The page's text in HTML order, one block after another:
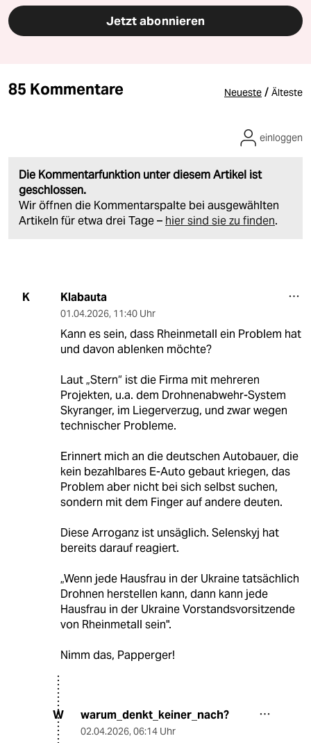
Jetzt abonnieren
85 Kommentare Neueste / Älteste
Die Kommentarfunktion unter diesem Artikel ist
geschlossen.
Wir öffnen die Kommentarspalte bei ausgewählten
Artikeln für etwa drei Tage – hier sind sie zu finden.
einloggen
K Klabauta
01.04.2026, 11:40 Uhr
Kann es sein, dass Rheinmetall ein Problem hat
und davon ablenken möchte?
Laut „Stern“ ist die Firma mit mehreren
Projekten, u.a. dem Drohnenabwehr-System
Skyranger, im Liegerverzug, und zwar wegen
technischer Probleme.
Erinnert mich an die deutschen Autobauer, die
kein bezahlbares E-Auto gebaut kriegen, das
Problem aber nicht bei sich selbst suchen,
sondern mit dem Finger auf andere deuten.
Diese Arroganz ist unsäglich. Selenskyj hat
bereits darauf reagiert.
„Wenn jede Hausfrau in der Ukraine tatsächlich
Drohnen herstellen kann, dann kann jede
Hausfrau in der Ukraine Vorstandsvorsitzende
von Rheinmetall sein".
Nimm das, Papperger!
W warum_denkt_keiner_nach?
02.04.2026, 06:14 Uhr